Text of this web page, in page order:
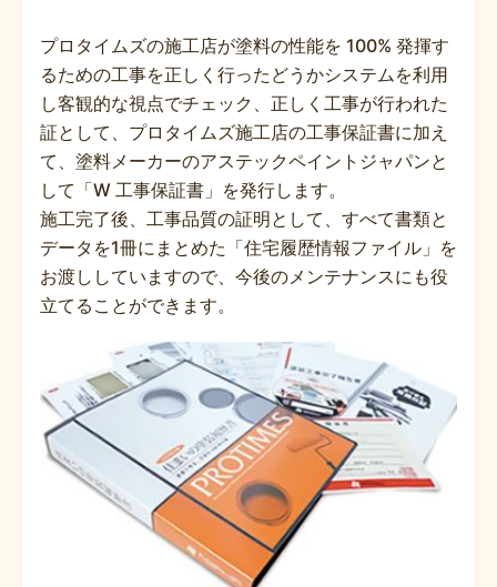
プロタイムズの施工店が塗料の性能を 100% 発揮す
るための工事を正しく行ったどうかシステムを利用
し客観的な視点でチェック、正しく工事が行われた
証として、プロタイムズ施工店の工事保証書に加え
て、塗料メーカーのアステックペイントジャパンと
して「W 工事保証書」を発行します。
施工完了後、工事品質の証明として、すべて書類と
データを1冊にまとめた「住宅履歴情報ファイル」を
お渡ししていますので、今後のメンテナンスにも役
立てることができます。